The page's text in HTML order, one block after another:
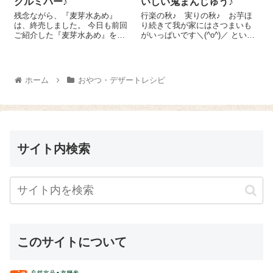
残念ながら、『麦芽水あめ』
は、終売しました。 今日も前回
ご紹介した『麦芽水あめ』を使
準備するのはポン菓子 20g、コ
コナ...
行楽の秋♪ 実りの秋♪ お芋ほ
り続きて我が家にはさつまいも
がいっぱいです＼(^o^)／ という
ホーム おやつ・デザートレシピ
サイト内検索
このサイトについて